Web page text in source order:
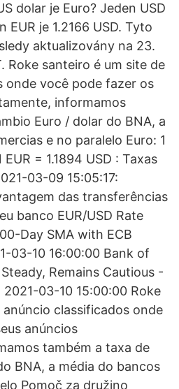
dolar je Euro? Jeden USD
EUR je 1.2166 USD. Tyto
aktualizovány na 23.
Roke santeiro é um site de
onde você pode fazer os
informamos
Euro / dolar do BNA, a
e no paralelo Euro: 1
= 1.1894 USD : Taxas
03-09 15:05:17:
das transferências
banco EUR/USD Rate
Day SMA with ECB
03-10 16:00:00 Bank of
Remains Cautious -
2021-03-10 15:00:00 Roke
classificados onde
anúncios
também a taxa de
BNA, a média do bancos
Pomoč za družino